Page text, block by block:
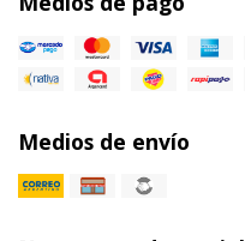
Medios de envío